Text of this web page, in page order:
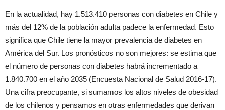
En la actualidad, hay 1.513.410 personas con diabetes en Chile y
más del 12% de la población adulta padece la enfermedad. Esto
significa que Chile tiene la mayor prevalencia de diabetes en
América del Sur. Los pronósticos no son mejores: se estima que
el número de personas con diabetes habrá incrementado a
1.840.700 en el año 2035 (Encuesta Nacional de Salud 2016-17).
Una cifra preocupante, si sumamos los altos niveles de obesidad
de los chilenos y pensamos en otras enfermedades que derivan